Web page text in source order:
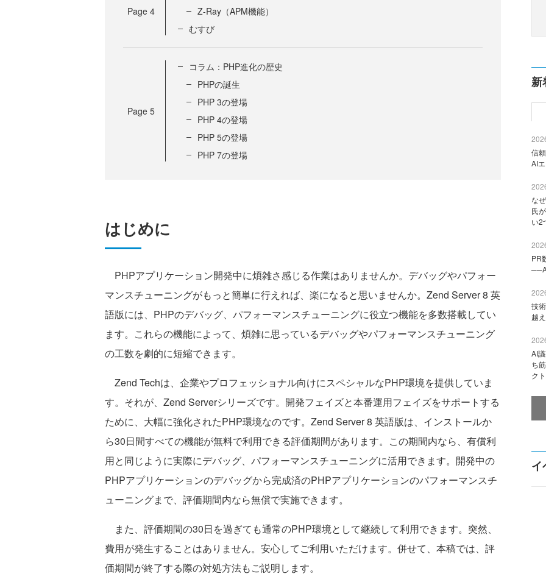
Page 4
Z-Ray（APM機能）
むすび
Page 5
コラム：PHP進化の歴史
PHPの誕生
PHP 3の登場
PHP 4の登場
PHP 5の登場
PHP 7の登場
はじめに
PHPアプリケーション開発中に煩雑さ感じる作業はありませんか。デバッグやパフォー
マンスチューニングがもっと簡単に行えれば、楽になると思いませんか。Zend Server 8 英
語版には、PHPのデバッグ、パフォーマンスチューニングに役立つ機能を多数搭載してい
ます。これらの機能によって、煩雑に思っているデバッグやパフォーマンスチューニング
の工数を劇的に短縮できます。
Zend Techは、企業やプロフェッショナル向けにスペシャルなPHP環境を提供していま
す。それが、Zend Serverシリーズです。開発フェイズと本番運用フェイズをサポートする
ために、大幅に強化されたPHP環境なのです。Zend Server 8 英語版は、インストールか
ら30日間すべての機能が無料で利用できる評価期間があります。この期間内なら、有償利
用と同じように実際にデバッグ、パフォーマンスチューニングに活用できます。開発中の
PHPアプリケーションのデバッグから完成済のPHPアプリケーションのパフォーマンスチ
ューニングまで、評価期間内なら無償で実施できます。
また、評価期間の30日を過ぎても通常のPHP環境として継続して利用できます。突然、
費用が発生することはありません。安心してご利用いただけます。併せて、本稿では、評
価期間が終了する際の対処方法もご説明します。
新
信
AI
な
氏
い2
PR
技
越
AI
ち
ク
イ